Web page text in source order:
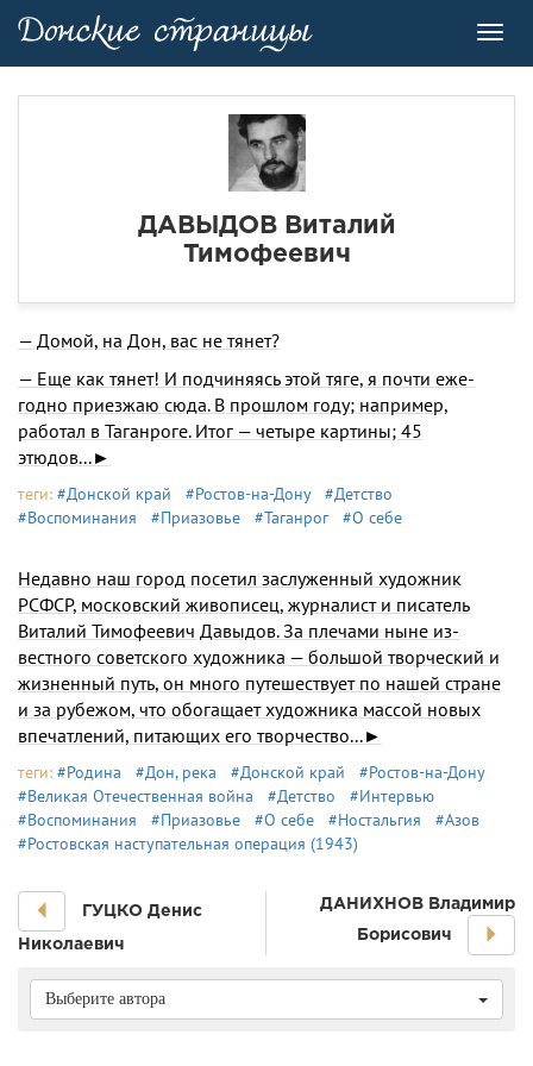
ДАВЫДОВ Виталий
Тимофеевич
— Домой, на Дон, вас не тянет?
— Еще как тянет! И подчи­няясь этой тяге, я почти еже­
годно приезжаю сюда. В прош­лом году; например,
работал в Таганроге. Итог — че­тыре картины; 45
этюдов...►
теги: #Донской край #Ростов-на-Дону
#Детство
#Воспоминания
#Приазовье #Таганрог #О себе
Недавно наш город посетил заслуженный художник
РСФСР, московский живо­писец, журналист и писатель
Виталий Ти­мофеевич Давыдов. За плечами ныне из­
вестного советского художника — большой творческий и
жизненный путь, он много путешествует по нашей стране
и за рубе­жом, что обогащает художника массой новых
впечатлений, питающих его творче­ство...►
теги: #Родина #Дон, река #Донской край
#Ростов-на-Дону
#Великая Отечественная война
#Детство
#Интервью
#Воспоминания
#Приазовье #О себе #Ностальгия
#Азов
#Ростовская наступательная операция (1943)
ГУЦКО Денис
Николаевич
ДАНИХНОВ Владимир
Борисович
Выберите автора